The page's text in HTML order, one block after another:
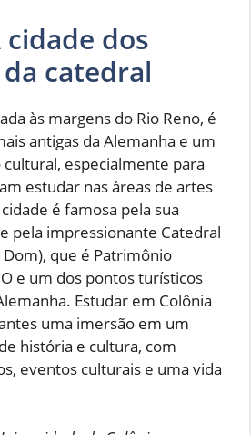
cidade dos
catedral
às margens do Rio Reno, é
antigas da Alemanha e um
especialmente para
estudar nas áreas de artes
é famosa pela sua
pela impressionante Catedral
que é Patrimônio
e um dos pontos turísticos
Estudar em Colônia
uma imersão em um
história e cultura, com
eventos culturais e uma vida